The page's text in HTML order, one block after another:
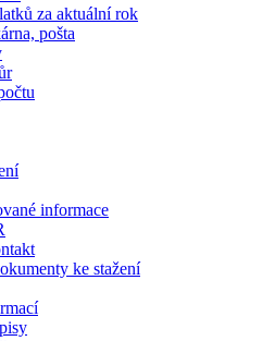
za aktuální rok
pošta
informace
ke stažení